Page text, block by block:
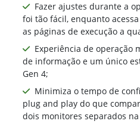
Fazer ajustes durante a
foi tão fácil, enquanto
as páginas de execução a
Experiência de operação
de informação e um único
Gen 4;
Minimiza o tempo de
plug and play do que
dois monitores separados